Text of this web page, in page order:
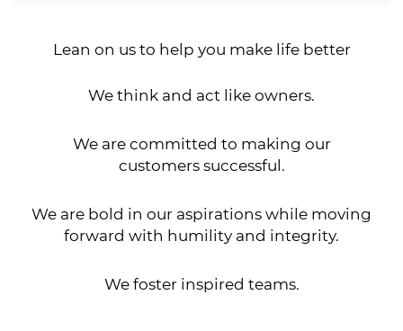
Lean on us to help you make life better
We think and act like owners.
We are committed to making our
customers successful.
We are bold in our aspirations while moving
forward with humility and integrity.
We foster inspired teams.